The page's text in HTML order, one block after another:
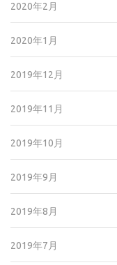
2020年2月
2020年1月
2019年12月
2019年11月
2019年10月
2019年9月
2019年8月
2019年7月